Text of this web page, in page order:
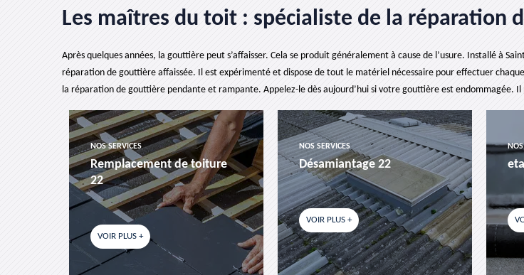
Les maîtres du toit : spécialiste de la réparation
Après quelques années, la gouttière peut s’affaisser. Cela se produit généralement à cause de l’usure. Installé à
réparation de gouttière affaissée. Il est expérimenté et dispose de tout le matériel nécessaire pour effectuer
la réparation de gouttière pendante et rampante. Appelez-le dès aujourd’hui si votre gouttière est endommagée.
NOS SERVICES
Remplacement de toiture
22
VOIR PLUS +
NOS SERVICES
Désamiantage 22
VOIR PLUS +
NOS